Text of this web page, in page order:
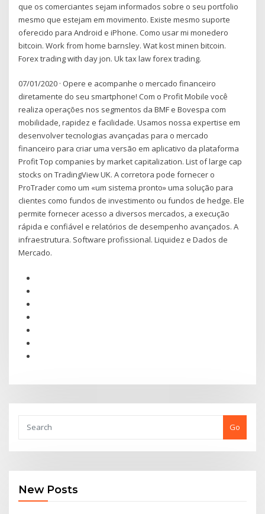
que os comerciantes sejam informados sobre o seu portfolio
mesmo que estejam em movimento. Existe mesmo suporte
oferecido para Android e iPhone. Como usar mi monedero
bitcoin. Work from home barnsley. Wat kost minen bitcoin.
Forex trading with day jon. Uk tax law forex trading.
07/01/2020 · Opere e acompanhe o mercado financeiro
diretamente do seu smartphone! Com o Profit Mobile você
realiza operações nos segmentos da BMF e Bovespa com
mobilidade, rapidez e facilidade. Usamos nossa expertise em
desenvolver tecnologias avançadas para o mercado
financeiro para criar uma versão em aplicativo da plataforma
Profit Top companies by market capitalization. List of large cap
stocks on TradingView UK. A corretora pode fornecer o
ProTrader como um «um sistema pronto» uma solução para
clientes como fundos de investimento ou fundos de hedge. Ele
permite fornecer acesso a diversos mercados, a execução
rápida e confiável e relatórios de desempenho avançados. A
infraestrutura. Software profissional. Liquidez e Dados de
Mercado.
Go
New Posts